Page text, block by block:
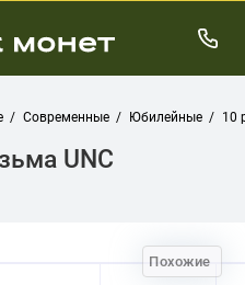
Современные Юбилейные 10
UNC
Похожие